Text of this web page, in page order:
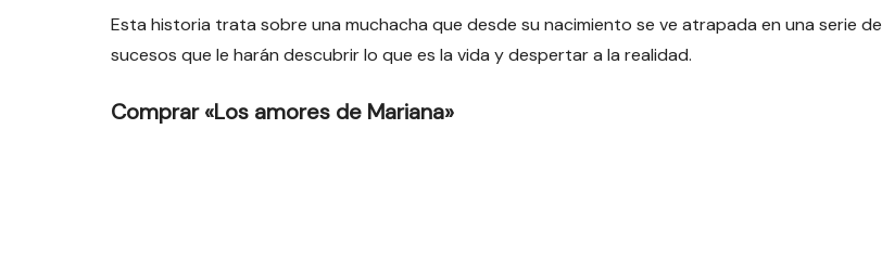
Esta historia trata sobre una muchacha que desde su nacimiento se ve atrapada en una serie de
sucesos que le harán descubrir lo que es la vida y despertar a la realidad.
Comprar «Los amores de Mariana»